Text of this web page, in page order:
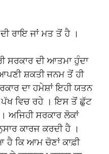
ਰਾਇ ਜਾਂ ਮਤ ਤੋਂ ਹੈ ।
ਸਰਕਾਰ ਦੀ ਆਤਮਾ ਹੁੰਦਾ
ਸ਼ਕਤੀ ਜਨਮ ਤੋਂ ਹੀ
ਦਾ ਹਮੇਸ਼ਾਂ ਇਹੀ ਯਤਨ
ਪੱਖ ਵਿਚ ਰਹੇ । ਇਸ ਤੋਂ ਛੁੱਟ
ਅਜਿਹੀ ਸਰਕਾਰ ਲੋਕਾਂ
ਕਾਰਜ ਕਰਦੀ ਹੈ ।
ਕਿ ਆਮ ਚੋਣਾਂ ਕਾਫ਼ੀ